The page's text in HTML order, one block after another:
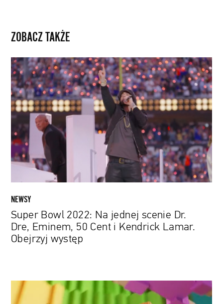
ZOBACZ TAKŻE
Super
Bowl
2022:
Na
jednej
scenie
Dr.
Dre,
Eminem,
Cent
i
Lamar.
Obejrzyj
występ
NEWSY
Super Bowl 2022: Na jednej scenie Dr.
Dre, Eminem, 50 Cent i Kendrick Lamar.
Obejrzyj występ
Bilion